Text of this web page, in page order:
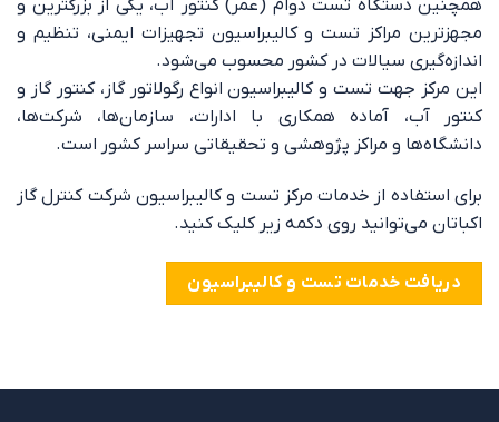
همچنین دستگاه تست دوام (عمر) کنتور آب، یکی از بزرگترین و
مجهزترین مراکز تست و کالیبراسیون تجهیزات ایمنی، تنظیم و
اندازه‌گیری سیالات در کشور محسوب می‌شود.
این مرکز جهت تست و کالیبراسیون انواع رگولاتور گاز، کنتور گاز و
کنتور آب، آماده همکاری با ادارات، سازمان‌ها، شرکت‌ها،
دانشگاه‌ها و مراکز پژوهشی و تحقیقاتی سراسر کشور است.
برای استفاده از خدمات مرکز تست و کالیبراسیون شرکت کنترل گاز
اکباتان می‌توانید روی دکمه زیر کلیک کنید.
دریافت خدمات تست و کالیبراسیون